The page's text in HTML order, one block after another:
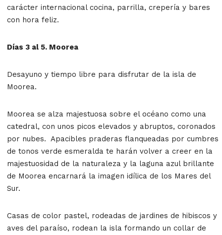
carácter internacional cocina, parrilla, crepería y bares
con hora feliz.
Días 3 al 5. Moorea
Desayuno y tiempo libre para disfrutar de la isla de
Moorea.
Moorea se alza majestuosa sobre el océano como una
catedral, con unos picos elevados y abruptos, coronados
por nubes. Apacibles praderas flanqueadas por cumbres
de tonos verde esmeralda te harán volver a creer en la
majestuosidad de la naturaleza y la laguna azul brillante
de Moorea encarnará la imagen idílica de los Mares del
Sur.
Casas de color pastel, rodeadas de jardines de hibiscos y
aves del paraíso, rodean la isla formando un collar de